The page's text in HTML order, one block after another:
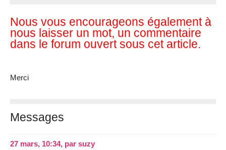
Nous vous encourageons également à
nous laisser un mot, un commentaire
dans le forum ouvert sous cet article.
Merci
Messages
27 mars, 10:34, par suzy